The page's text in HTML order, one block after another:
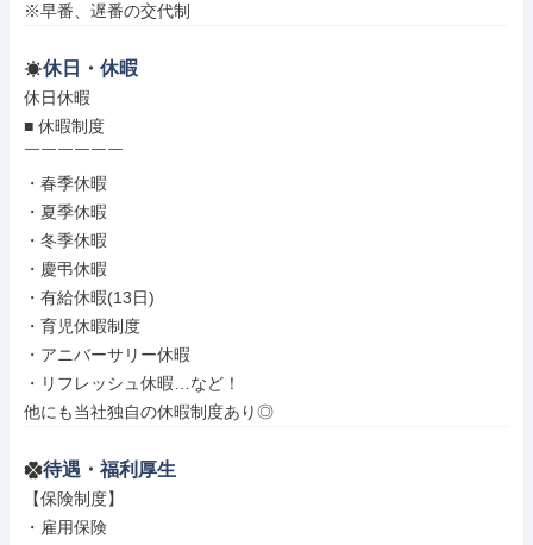
※早番、遅番の交代制
休日・休暇
休日休暇
■ 休暇制度
￣￣￣￣￣￣
・春季休暇
・夏季休暇
・冬季休暇
・慶弔休暇
・有給休暇(13日)
・育児休暇制度
・アニバーサリー休暇
・リフレッシュ休暇…など！
他にも当社独自の休暇制度あり◎
待遇・福利厚生
【保険制度】
・雇用保険